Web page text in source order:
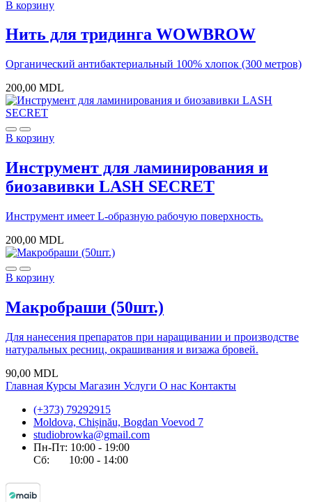
В корзину
Нить для тридинга WOWBROW
Органический антибактериальный 100% хлопок (300 метров)
200,00 MDL
В корзину
Инструмент для ламинирования и
биозавивки LASH SECRET
Инструмент имеет L-образную рабочую поверхность.
200,00 MDL
В корзину
Макробраши (50шт.)
Для нанесения препаратов при наращивании и производстве
натуральных ресниц, окрашивания и визажа бровей.
90,00 MDL
Главная Курсы Магазин Услуги О нас Контакты
(+373) 79292915
Moldova, Chișinău, Bogdan Voevod 7
studiobrowka@gmail.com
Пн-Пт: 10:00 - 19:00
Сб: 10:00 - 14:00